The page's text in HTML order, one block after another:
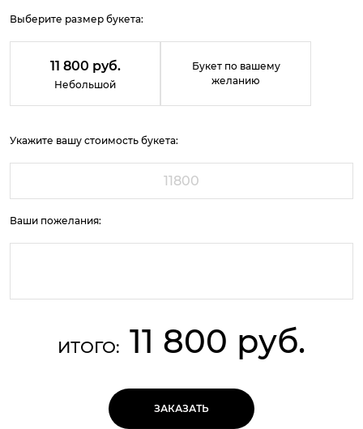
Выберите размер букета:
11 800 руб.
Небольшой
Букет по вашему
желанию
Укажите вашу стоимость букета:
Ваши пожелания:
ИТОГО: 11 800 руб.
ЗАКАЗАТЬ